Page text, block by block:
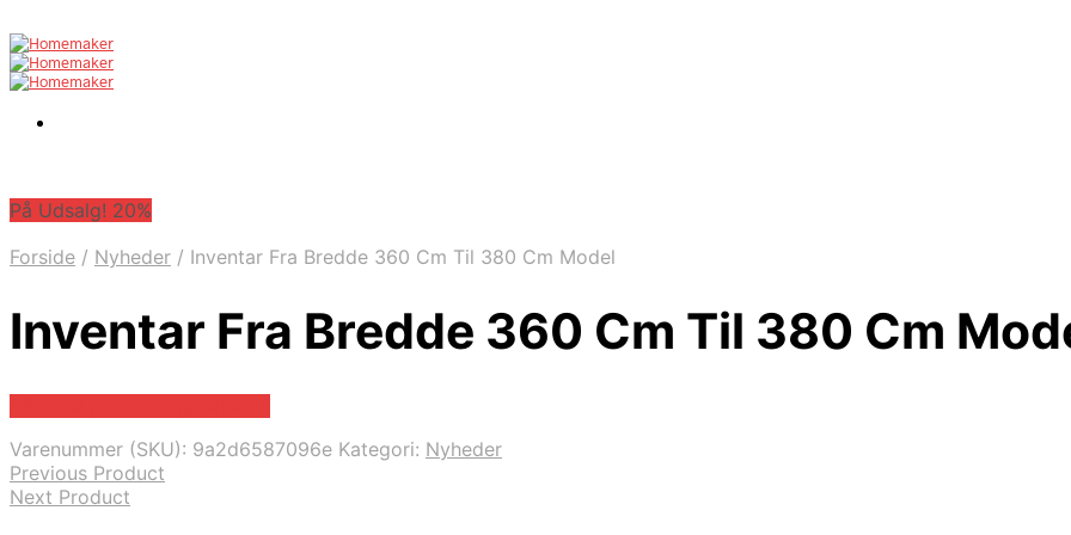
På Udsalg! 20%
Forside / Nyheder / Inventar Fra Bredde 360 Cm Til 380 Cm Model
Inventar Fra Bredde 360 Cm Til 380 Cm
Varenummer (SKU): 9a2d6587096e Kategori: Nyheder
Previous Product
Next Product